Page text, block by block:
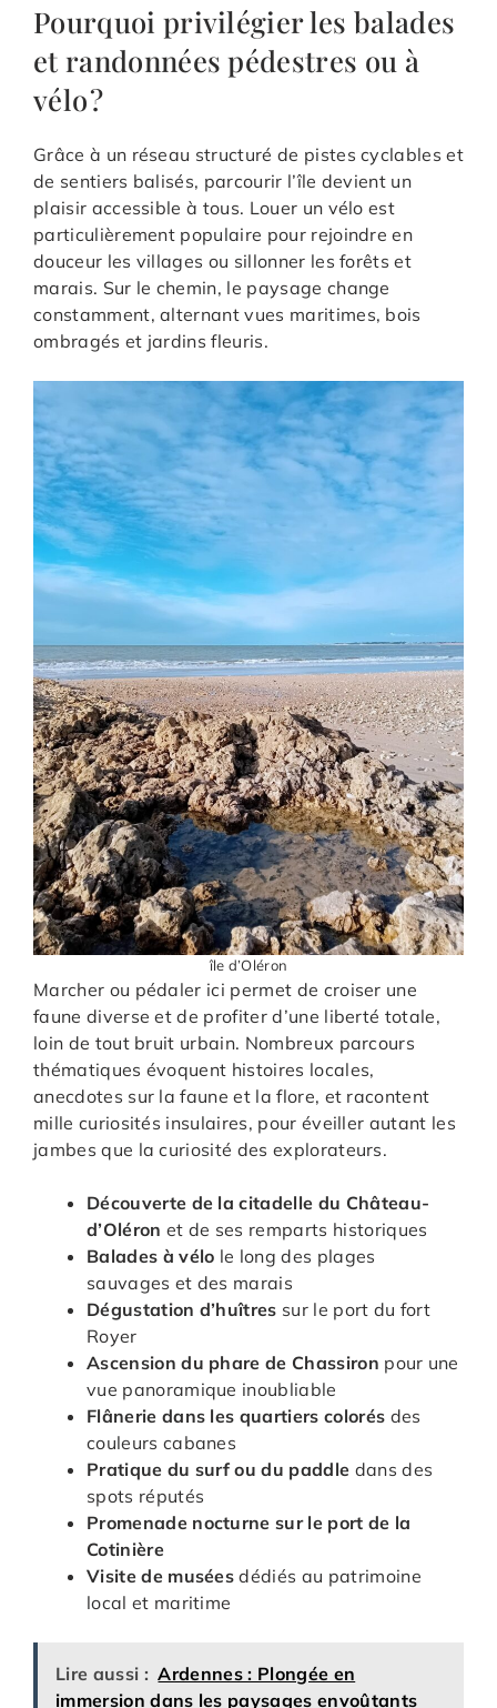
Pourquoi privilégier les balades
et randonnées pédestres ou à
vélo ?
Grâce à un réseau structuré de pistes cyclables et
de sentiers balisés, parcourir l’île devient un
plaisir accessible à tous. Louer un vélo est
particulièrement populaire pour rejoindre en
douceur les villages ou sillonner les forêts et
marais. Sur le chemin, le paysage change
constamment, alternant vues maritimes, bois
ombragés et jardins fleuris.
île d’Oléron
Marcher ou pédaler ici permet de croiser une
faune diverse et de profiter d’une liberté totale,
loin de tout bruit urbain. Nombreux parcours
thématiques évoquent histoires locales,
anecdotes sur la faune et la flore, et racontent
mille curiosités insulaires, pour éveiller autant les
jambes que la curiosité des explorateurs.
Découverte de la citadelle du Château-
d’Oléron et de ses remparts historiques
Balades à vélo le long des plages
sauvages et des marais
Dégustation d’huîtres sur le port du fort
Royer
Ascension du phare de Chassiron pour une
vue panoramique inoubliable
Flânerie dans les quartiers colorés des
couleurs cabanes
Pratique du surf ou du paddle dans des
spots réputés
Promenade nocturne sur le port de la
Cotinière
Visite de musées dédiés au patrimoine
local et maritime
Lire aussi : Ardennes : Plongée en
immersion dans les paysages envoûtants